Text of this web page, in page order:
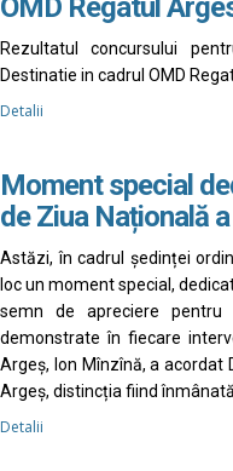
OMD Regatul
Rezultatul concursului
Destinatie in cadrul OMD
Detalii
Moment special
de Ziua Națională
Astăzi, în cadrul ședinței
loc un moment special,
semn de apreciere pentru
demonstrate în fiecare
Argeș, Ion Mînzînă, a acordat
Argeș, distincția fiind
Detalii